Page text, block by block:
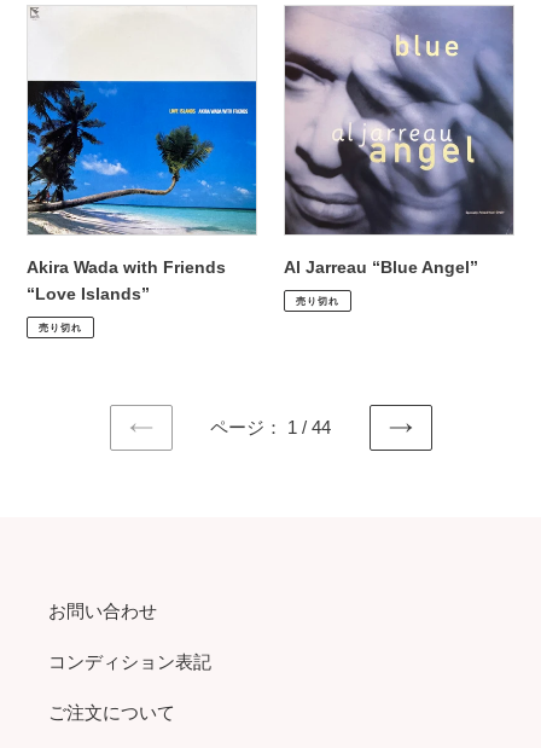
格
格
Akira
Friends
“Love
Islands”
Akira Wada with Friends
“Love Islands”
通
常
¥1,980
売り切れ
Al
Jarreau
“Blue
Angel”
Al Jarreau “Blue Angel”
通
常
¥1,210
売り切れ
前
ページ： 1 / 44
次
お問い合わせ
コンディション表記
ご注文について